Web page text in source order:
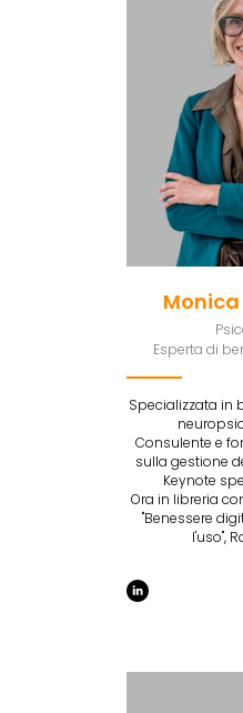
Esperta di
Specializzata in
Consulente e
sulla gestione
Keynote
Ora in libreria
"Benessere
l'uso",